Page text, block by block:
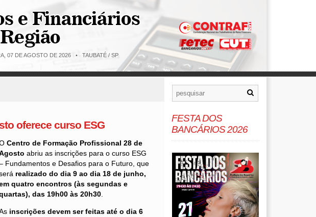
07 DE AGOSTO DE 2026 • TAUBATÉ / SP
oferece curso ESG
Centro de Formação Profissional 28 de
abriu as inscrições para o curso ESG
Fundamentos e Desafios para o Futuro, que
realizado do dia 9 ao dia 18 de junho,
quatro encontros (às segundas e
das 19h00 às 20h30
inscrições devem ser feitas até o dia 6
FESTA DOS
BANCÁRIOS 2026